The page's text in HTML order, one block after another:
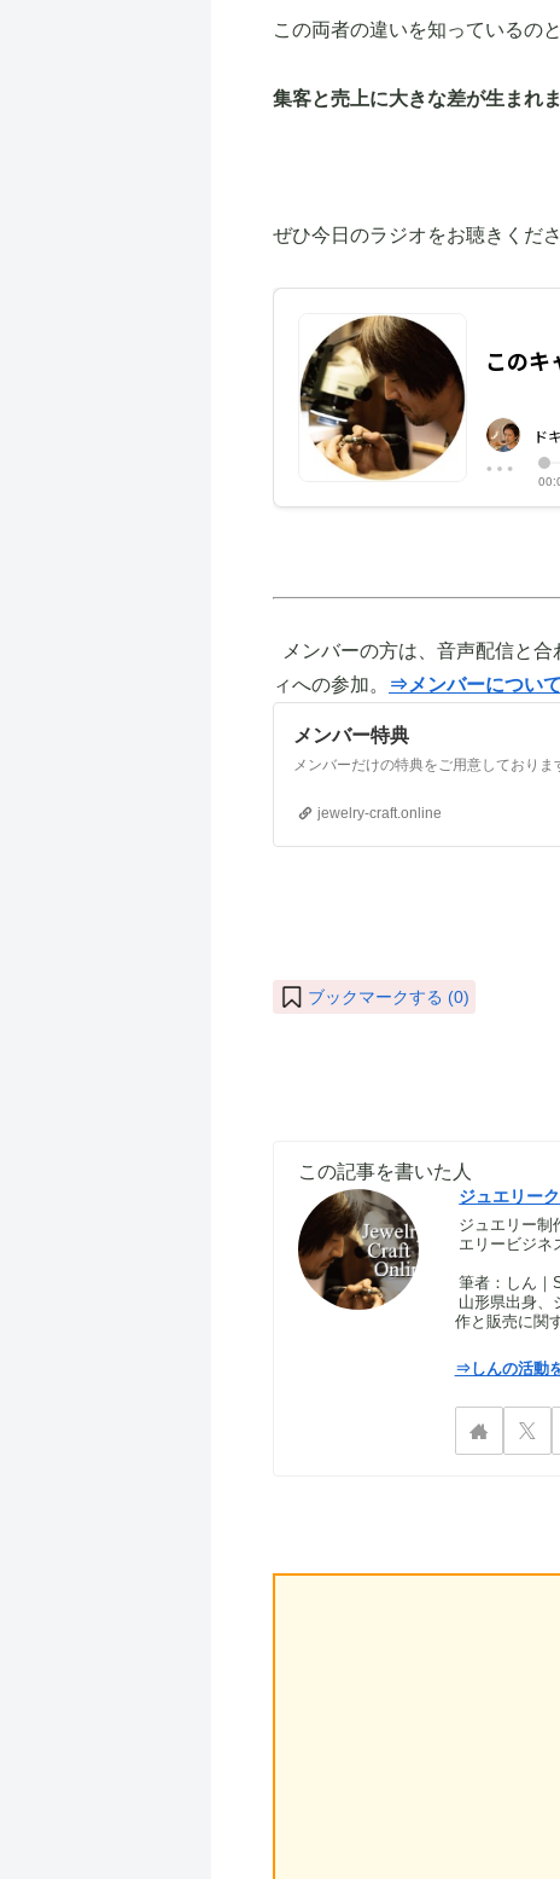
この両者の違いを知っているの
集客と売上に大きな差が生まれま
ぜひ今日のラジオをお聴きくださ
メンバーの方は、音声配信と
ィへの参加。
⇒メンバーについて
メンバー特典
jewelry-craft.online
ブックマークする (0)
この記事を書いた人
ジュエリー
ジュエリー制
エリービジネ
筆者：しん｜
山形県出身、
作と販売に関
⇒しんの活動